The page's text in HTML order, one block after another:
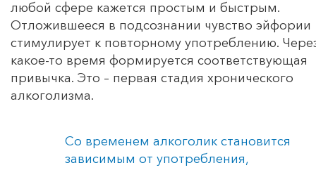
любой сфере кажется простым и быстрым.
Отложившееся в подсознании чувство эйфории
стимулирует к повторному употреблению.
какое-то время формируется соответствующая
привычка. Это – первая стадия хронического
алкоголизма.
Со временем алкоголик становится
зависимым от употребления,